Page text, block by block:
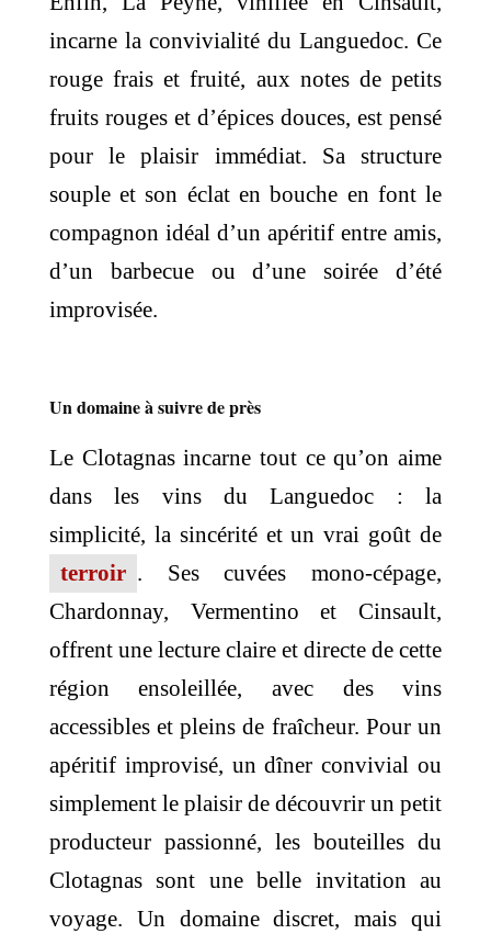
incarne la convivialité du Languedoc. Ce
rouge frais et fruité, aux notes de petits
fruits rouges et d’épices douces, est pensé
pour le plaisir immédiat. Sa structure
souple et son éclat en bouche en font le
compagnon idéal d’un apéritif entre amis,
d’un barbecue ou d’une soirée d’été
improvisée.
Un domaine à suivre de près
Le Clotagnas incarne tout ce qu’on aime
dans les vins du Languedoc : la
simplicité, la sincérité et un vrai goût de
terroir . Ses cuvées mono-cépage,
Chardonnay, Vermentino et Cinsault,
offrent une lecture claire et directe de cette
région ensoleillée, avec des vins
accessibles et pleins de fraîcheur. Pour un
apéritif improvisé, un dîner convivial ou
simplement le plaisir de découvrir un petit
producteur passionné, les bouteilles du
Clotagnas sont une belle invitation au
voyage. Un domaine discret, mais qui